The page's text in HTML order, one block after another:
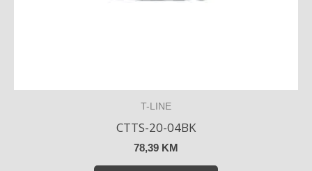
T-LINE
CTTS-20-04BK
78,39 KM